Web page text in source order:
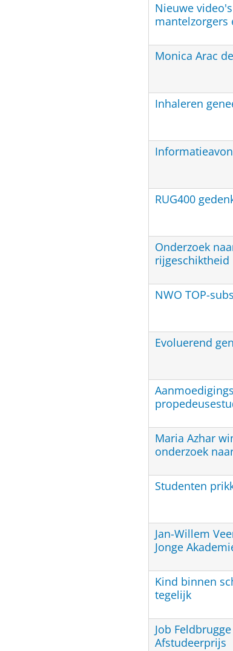
Nieuwe
mantelzorgers
Monica Arac
Inhaleren
RUG400
Onderzoek
rijgeschiktheid
NWO TOP-
Evoluerend
Maria Azhar
onderzoek
Studenten
Jan-Willem
Jonge
Kind binnen
tegelijk
Job
Afstudeerprijs